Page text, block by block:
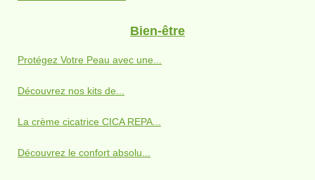
Bien-être
Protégez Votre Peau avec une...
Découvrez nos kits de...
La crème cicatrice CICA REPA...
Découvrez le confort absolu...